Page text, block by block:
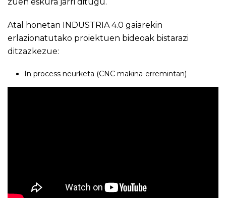
Atal honetan INDUSTRIA 4.0 gaiarekin
erlazionatutako proiektuen bideoak bistarazi
ditzazkezue:
In process neurketa (CNC makina-erremintan)